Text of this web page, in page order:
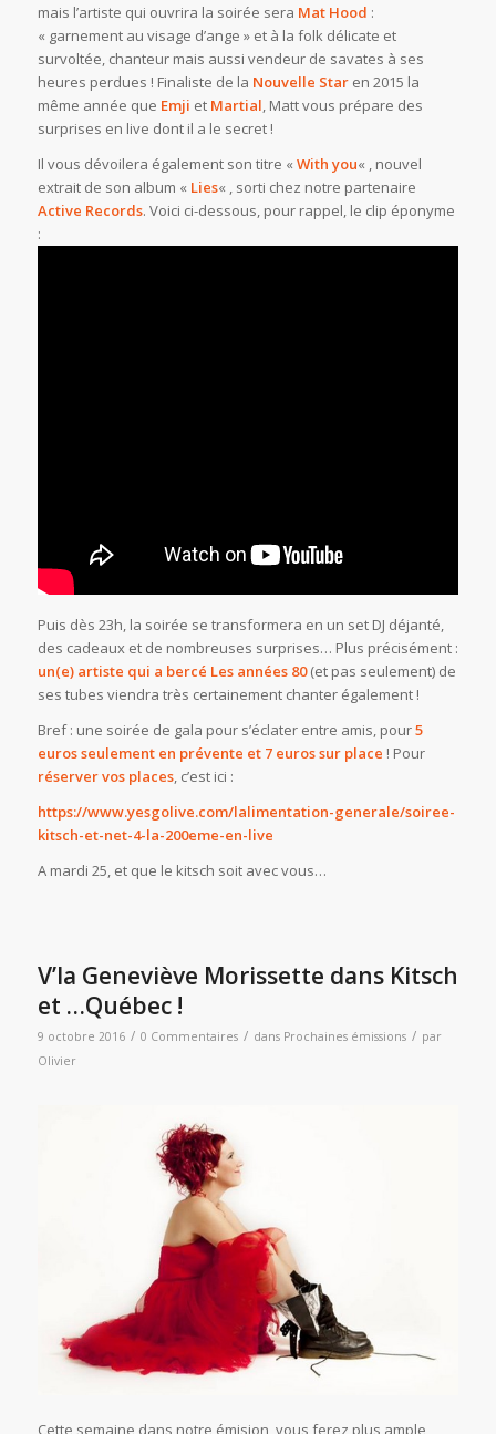
mais l’artiste qui ouvrira la soirée sera Mat Hood :
« garnement au visage d’ange » et à la folk délicate et
survoltée, chanteur mais aussi vendeur de savates à ses
heures perdues ! Finaliste de la Nouvelle Staren 2015 la
même année que Emji et Martial, Matt vous prépare des
surprises en live dont il a le secret !
Il vous dévoilera également son titre «With you« , nouvel
extrait de son album « Lies« , sorti chez notre partenaire
Active Records. Voici ci-dessous, pour rappel, le clip éponyme
:
Puis dès 23h, la soirée se transformera en un set DJ déjanté,
des cadeaux et de nombreuses surprises… Plus précisément :
un(e) artiste qui a bercé Les années 80(et pas seulement) de
ses tubes viendra très certainement chanter également !
Bref : une soirée de gala pour s’éclater entre amis, pour5
euros seulement en prévente et 7 euros sur place ! Pour
réserver vos places, c’est ici :
https://www.yesgolive.com/lalimentation-generale/soiree-
kitsch-et-net-4-la-200eme-en-live
A mardi 25, et que le kitsch soit avec vous…
V’la Geneviève Morissette dans Kitsch
et …Québec !
9 octobre 2016 / 0 Commentaires / dans Prochaines émissions / par
Olivier
Cette semaine dans notre émision, vous ferez plus ample